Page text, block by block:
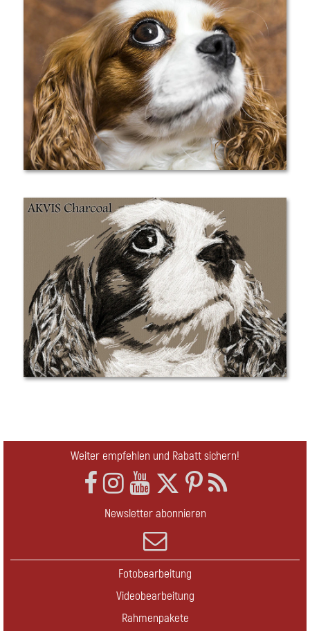
Weiter empfehlen und Rabatt sichern!
Newsletter abonnieren
Fotobearbeitung
Videobearbeitung
Rahmenpakete